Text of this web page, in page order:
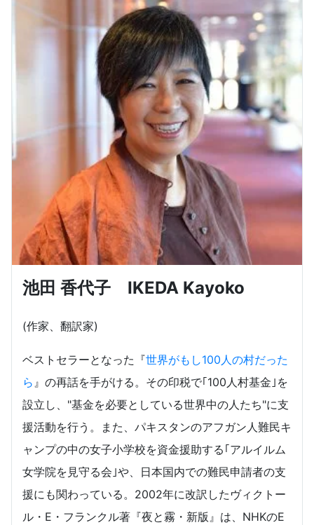
池田 香代子 IKEDA Kayoko
(作家、翻訳家)
ベストセラーとなった『世界がもし100人の村だった
ら 』の再話を手がける。その印税で｢100人村基金｣を
設立し、"基金を必要としている世界中の人たち"に支
援活動を行う。また、パキスタンのアフガン人難民キ
ャンプの中の女子小学校を資金援助する｢アルイルム
女学院を見守る会｣や、日本国内での難民申請者の支
援にも関わっている。2002年に改訳したヴィクトー
ル・E・フランクル著『夜と霧・新版』は、NHKのE